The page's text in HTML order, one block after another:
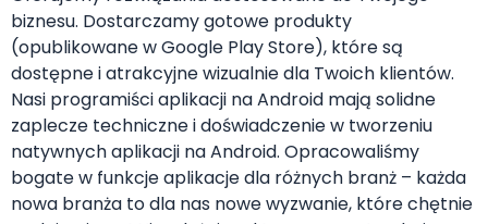
biznesu. Dostarczamy gotowe produkty
(opublikowane w Google Play Store), które są
dostępne i atrakcyjne wizualnie dla Twoich klientów.
Nasi programiści aplikacji na Android mają solidne
zaplecze techniczne i doświadczenie w tworzeniu
natywnych aplikacji na Android. Opracowaliśmy
bogate w funkcje aplikacje dla różnych branż – każda
nowa branża to dla nas nowe wyzwanie, które chętnie